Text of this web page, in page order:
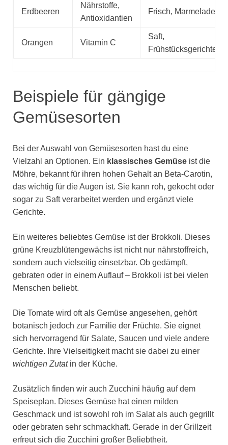
Erdbeeren
Nährstoffe,
Antioxidantien
Frisch, Marmelade
Orangen Vitamin C
Saft,
Frühstücksgerichte
Beispiele für gängige
Gemüsesorten
Bei der Auswahl von Gemüsesorten hast du eine
Vielzahl an Optionen. Ein klassisches Gemüse ist die
Möhre, bekannt für ihren hohen Gehalt an Beta-Carotin,
das wichtig für die Augen ist. Sie kann roh, gekocht oder
sogar zu Saft verarbeitet werden und ergänzt viele
Gerichte.
Ein weiteres beliebtes Gemüse ist der Brokkoli. Dieses
grüne Kreuzblütengewächs ist nicht nur nährstoffreich,
sondern auch vielseitig einsetzbar. Ob gedämpft,
gebraten oder in einem Auflauf – Brokkoli ist bei vielen
Menschen beliebt.
Die Tomate wird oft als Gemüse angesehen, gehört
botanisch jedoch zur Familie der Früchte. Sie eignet
sich hervorragend für Salate, Saucen und viele andere
Gerichte. Ihre Vielseitigkeit macht sie dabei zu einer
wichtigen Zutatin der Küche.
Zusätzlich finden wir auch Zucchini häufig auf dem
Speiseplan. Dieses Gemüse hat einen milden
Geschmack und ist sowohl roh im Salat als auch gegrillt
oder gebraten sehr schmackhaft. Gerade in der Grillzeit
erfreut sich die Zucchini großer Beliebtheit.